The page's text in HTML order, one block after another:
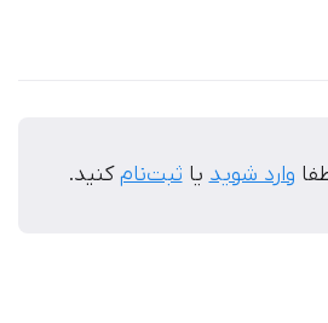
وارد شوید یا ثبت‌نامکنید.